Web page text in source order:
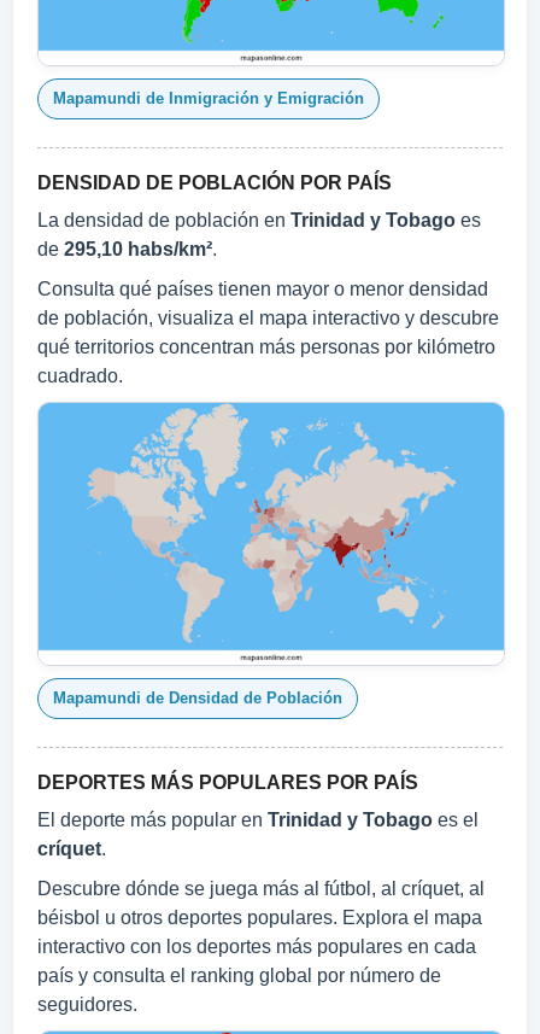
Mapamundi de Inmigración y Emigración
DENSIDAD DE POBLACIÓN POR PAÍS
La densidad de población en Trinidad y Tobago es
de 295,10 habs/km².
Consulta qué países tienen mayor o menor densidad
de población, visualiza el mapa interactivo y descubre
qué territorios concentran más personas por kilómetro
cuadrado.
Mapamundi de Densidad de Población
DEPORTES MÁS POPULARES POR PAÍS
El deporte más popular en Trinidad y Tobago es el
críquet.
Descubre dónde se juega más al fútbol, al críquet, al
béisbol u otros deportes populares. Explora el mapa
interactivo con los deportes más populares en cada
país y consulta el ranking global por número de
seguidores.